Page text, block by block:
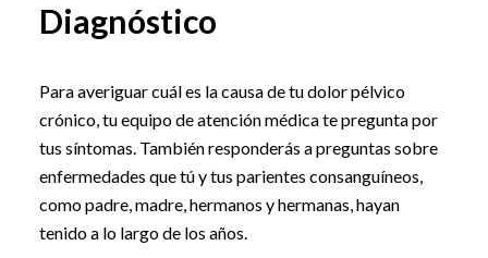
Diagnóstico
Para averiguar cuál es la causa de tu dolor pélvico
crónico, tu equipo de atención médica te pregunta por
tus síntomas. También responderás a preguntas sobre
enfermedades que tú y tus parientes consanguíneos,
como padre, madre, hermanos y hermanas, hayan
tenido a lo largo de los años.